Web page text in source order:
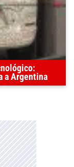
a Argentina